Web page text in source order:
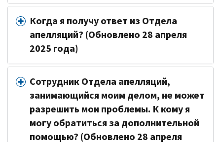
Когда я получу ответ из Отдела
апелляций? (Обновлено 28 апреля
2025 года)
Сотрудник Отдела апелляций,
занимающийся моим делом, не может
разрешить мои проблемы. К кому я
могу обратиться за дополнительной
помощью? (Обновлено 28 апреля